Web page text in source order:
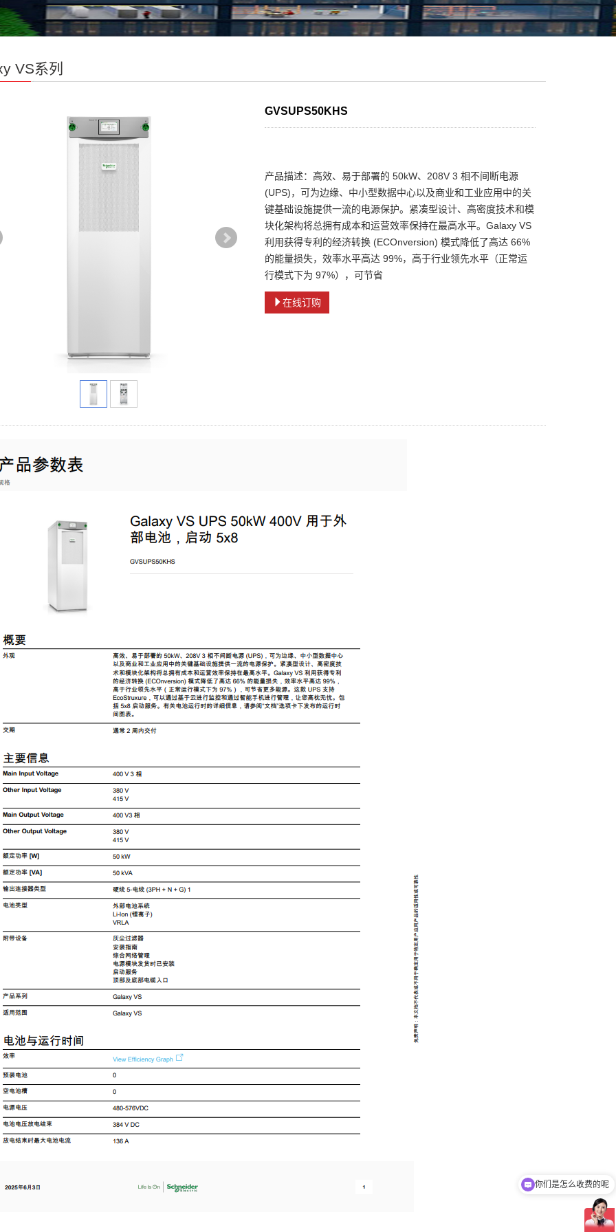
VS系列
GVSUPS50KHS
产品描述：高效、易于部署的 50kW、208V 3 相不间断电源
(UPS)，可为边缘、中小型数据中心以及商业和工业应用中的关
键基础设施提供一流的电源保护。紧凑型设计、高密度技术和模
块化架构将总拥有成本和运营效率保持在最高水平。Galaxy VS
利用获得专利的经济转换 (ECOnversion) 模式降低了高达 66%
的能量损失，效率水平高达 99%，高于行业领先水平（正常运
行模式下为 97%），可节省
在线订购
现在有优惠活动吗